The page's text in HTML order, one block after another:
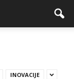
INOVACIJE